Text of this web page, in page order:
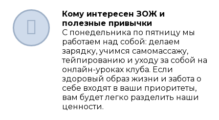
Кому интересен ЗОЖ и
полезные привычки
С понедельника по пятницу мы
работаем над собой: делаем
зарядку, учимся самомассажу,
тейпированию и уходу за собой на
онлайн-уроках клуба. Если
здоровый образ жизни и забота о
себе входят в ваши приоритеты,
вам будет легко разделить наши
ценности.